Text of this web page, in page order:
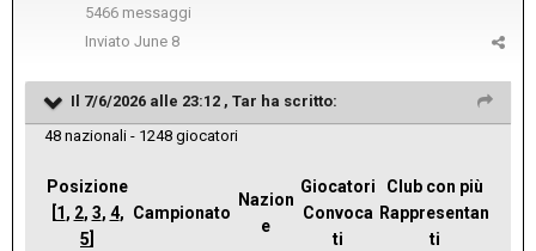
5466 messaggi
Inviato June 8
Il 7/6/2026 alle 23:12 , Tar ha scritto:
48 nazionali - 1248 giocatori
Posizione
1, 2, 3, 4,
5
Campionato
Nazion
e
Giocatori
Convoca
ti
Club con più
Rappresentan
ti